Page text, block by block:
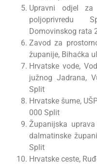
Upravni odjel
poljoprivredu
Domovinskog rata
Zavod za
županije, Bihaćka
Hrvatske vode,
južnog Jadrana,
Split
Hrvatske šume,
000 Split
Županijska
dalmatinske
Split
Hrvatske ceste,